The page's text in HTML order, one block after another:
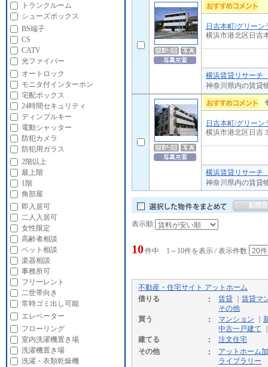
日吉本町/グリーン
横浜市港北区日吉
横浜賃貸リサーチ
神奈川県内の賃貸
日吉本町/グリーン
横浜市港北区日吉
横浜賃貸リサーチ
神奈川県内の賃貸
表示順
10件中 1～10件を表示 / 表示件数
不動産・住宅サイト アットホーム
借りる
賃貸
賃貸マ
その他
買う
マンション
中古一戸建て
建てる
注文住宅
その他
アットホーム
ライブラリー
トランクルーム
シューズボックス
BS端子
CS
CATV
光ファイバー
オートロック
モニタ付インターホン
宅配ボックス
24時間セキュリティ
ディンプルキー
電動シャッター
防犯カメラ
防犯用ガラス
2階以上
最上階
1階
角部屋
即入居可
二人入居可
女性限定
高齢者相談
ペット相談
楽器相談
事務所可
フリーレント
二世帯向き
常時ゴミ出し可能
エレベーター
フローリング
室内洗濯機置き場
洗濯機置き場
洗濯・衣類乾燥機